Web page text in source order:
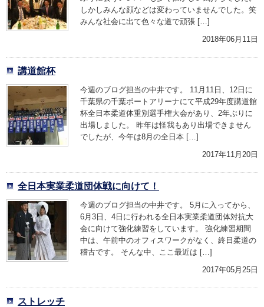
しかしみんな顔などは変わっていませんでした。笑
みんな社会に出て色々な道で頑張 […]
2018年06月11日
講道館杯
今週のブログ担当の中井です。 11月11日、12日に
千葉県の千葉ポートアリーナにて平成29年度講道館
杯全日本柔道体重別選手権大会があり、2年ぶりに
出場しました。 昨年は怪我もあり出場できません
でしたが、今年は8月の全日本 […]
2017年11月20日
全日本実業柔道団体戦に向けて！
今週のブログ担当の中井です。 5月に入ってから、
6月3日、4日に行われる全日本実業柔道団体対抗大
会に向けて強化練習をしています。 強化練習期間
中は、午前中のオフィスワークがなく、終日柔道の
稽古です。 そんな中、ここ最近は […]
2017年05月25日
ストレッチ